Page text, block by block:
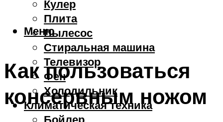
Кулер
Плита
Пылесос
Стиральная машина
Телевизор
Фен
Холодильник
Климатическая техника
Меню
Как пользоваться
консервным ножом